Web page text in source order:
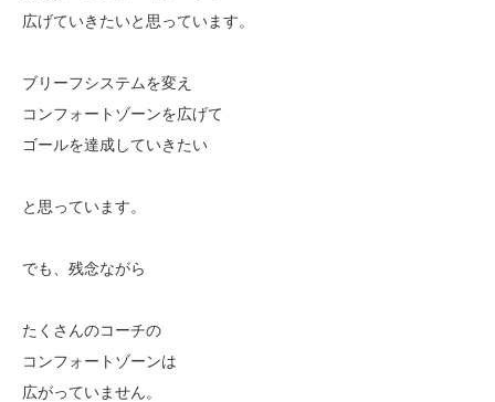
広げていきたいと思っています。
ブリーフシステムを変え
コンフォートゾーンを広げて
ゴールを達成していきたい
と思っています。
でも、残念ながら
たくさんのコーチの
コンフォートゾーンは
広がっていません。